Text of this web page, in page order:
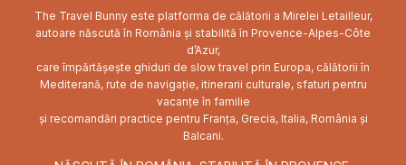
The Travel Bunny este platforma de călătorii a Mirelei Letailleur,
autoare născută în România și stabilită în Provence-Alpes-Côte
d’Azur,
care împărtășește ghiduri de slow travel prin Europa, călătorii în
Mediterană, rute de navigație, itinerarii culturale, sfaturi pentru
vacanțe în familie
și recomandări practice pentru Franța, Grecia, Italia, România și
Balcani.